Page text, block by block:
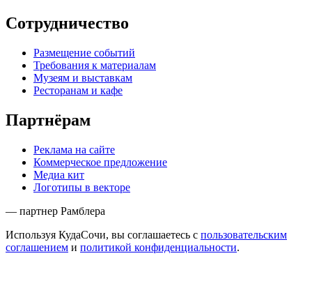
Сотрудничество
Размещение событий
Требования к материалам
Музеям и выставкам
Ресторанам и кафе
Партнёрам
Реклама на сайте
Коммерческое предложение
Медиа кит
Логотипы в векторе
— партнер Рамблера
Используя КудаСочи, вы соглашаетесь с пользовательским
соглашением и политикой конфиденциальности.